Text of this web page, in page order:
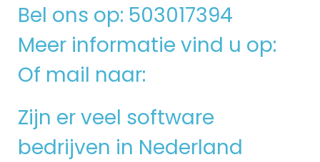
Bel ons op: 503017394
Meer informatie vind u op:
Of mail naar:
Zijn er veel software
bedrijven in Nederland